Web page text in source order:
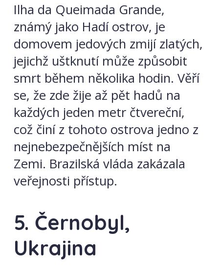
Ilha da Queimada Grande,
známý jako Hadí ostrov, je
domovem jedových zmijí zlatých,
jejichž uštknutí může způsobit
smrt během několika hodin. Věří
se, že zde žije až pět hadů na
každých jeden metr čtvereční,
což činí z tohoto ostrova jedno z
nejnebezpečnějších míst na
Zemi. Brazilská vláda zakázala
veřejnosti přístup.
5. Černobyl,
Ukrajina